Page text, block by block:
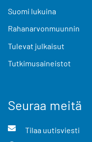
Suomi lukuina
Rahanarvonmuunnin
Tulevat julkaisut
Tutkimusaineistot
Seuraa meitä
Tilaa uutisviesti